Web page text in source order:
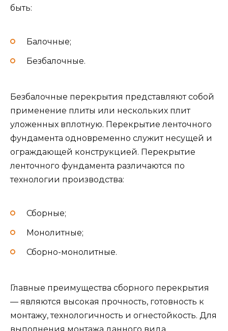
быть:
Балочные;
Безбалочные.
Безбалочные перекрытия представляют собой
применение плиты или нескольких плит
уложенных вплотную. Перекрытие ленточного
фундамента одновременно служит несущей и
ограждающей конструкцией. Перекрытие
ленточного фундамента различаются по
технологии производства:
Сборные;
Монолитные;
Сборно-монолитные.
Главные преимущества сборного перекрытия
— являются высокая прочность, готовность к
монтажу, технологичность и огнестойкость. Для